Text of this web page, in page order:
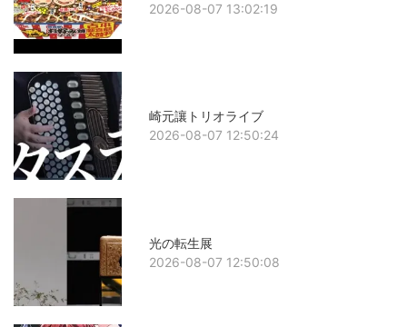
2026-08-07 13:02:19
崎元讓トリオライブ
2026-08-07 12:50:24
光の転生展
2026-08-07 12:50:08